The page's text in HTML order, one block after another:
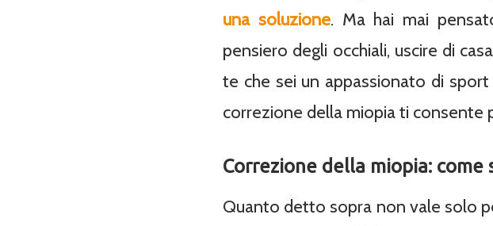
una soluzione. Ma hai mai
pensiero degli occhiali, uscire di
te che sei un appassionato di
correzione della miopia ti consente
Correzione della miopia: come
Quanto detto sopra non vale solo